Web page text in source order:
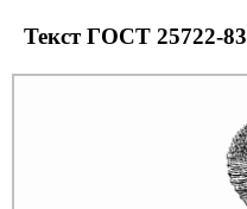
Текст ГОСТ 25722-83